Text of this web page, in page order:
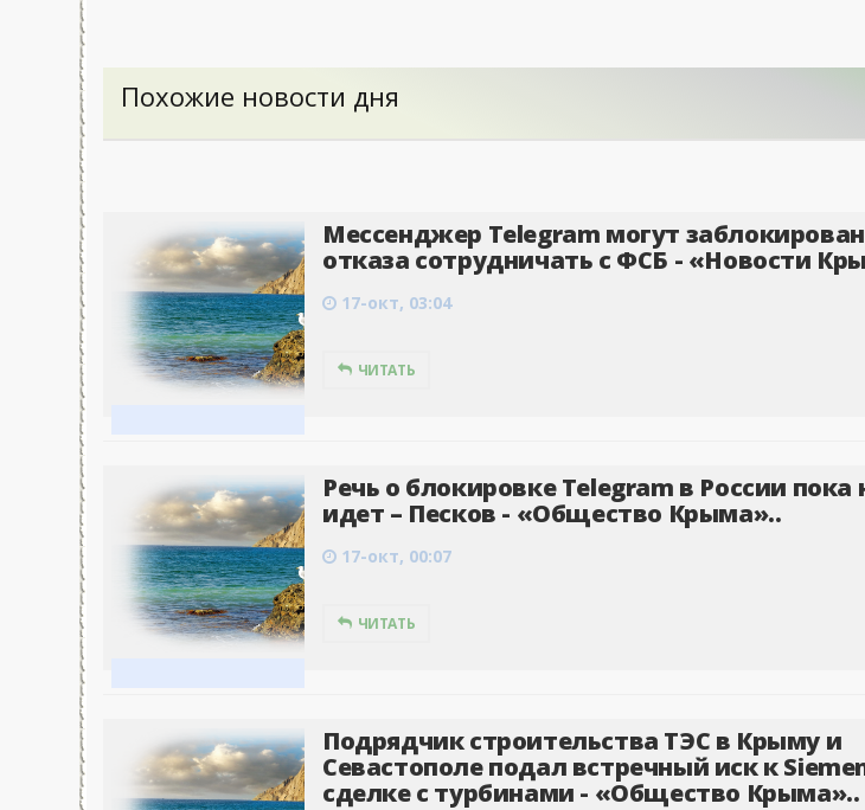
Похожие новости дня
Мессенджер Telegram могут
отказа сотрудничать с ФСБ - «Новости
17-окт, 03:04
ЧИТАТЬ
Речь о блокировке Telegram в России пока
идет – Песков - «Общество Крыма»..
17-окт, 00:07
ЧИТАТЬ
Подрядчик строительства ТЭС в Крыму и
Севастополе подал встречный иск к
сделке с турбинами - «Общество Крыма»..